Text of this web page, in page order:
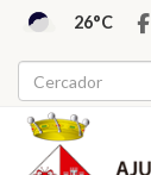
26°C